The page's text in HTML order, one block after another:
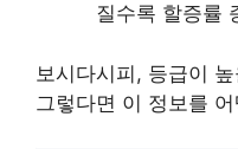
질수록 할증률
보시다시피, 등급이
그렇다면 이 정보를